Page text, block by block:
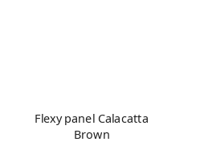
Flexy panel Calacatta
Brown